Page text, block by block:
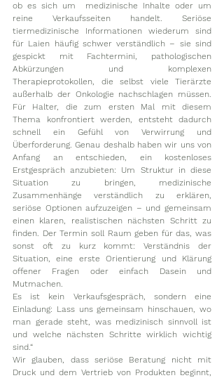
ob es sich um  medizinische Inhalte oder um
reine Verkaufsseiten handelt. Seriöse
tiermedizinische Informationen wiederum sind
für Laien häufig schwer verständlich – sie sind
gespickt mit Fachtermini, pathologischen
Abkürzungen und komplexen
Therapieprotokollen, die selbst viele Tierärzte
außerhalb der Onkologie nachschlagen müssen.
Für Halter, die zum ersten Mal mit diesem
Thema konfrontiert werden, entsteht dadurch
schnell ein Gefühl von Verwirrung und
Überforderung. Genau deshalb haben wir uns von
Anfang an entschieden, ein kostenloses
Erstgespräch anzubieten: Um Struktur in diese
Situation zu bringen, medizinische
Zusammenhänge verständlich zu erklären,
seriöse Optionen aufzuzeigen – und gemeinsam
einen klaren, realistischen nächsten Schritt zu
finden. Der Termin soll Raum geben für das, was
sonst oft zu kurz kommt: Verständnis der
Situation, eine erste Orientierung und Klärung
offener Fragen oder einfach Dasein und
Mutmachen.
Es ist kein Verkaufsgespräch, sondern eine
Einladung: Lass uns gemeinsam hinschauen, wo
man gerade steht, was medizinisch sinnvoll ist
und welche nächsten Schritte wirklich wichtig
sind.“
Wir glauben, dass seriöse Beratung nicht mit
Druck und dem Vertrieb von Produkten beginnt,